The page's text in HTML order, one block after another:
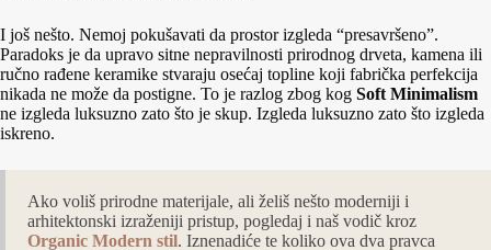
I još nešto. Nemoj pokušavati da prostor izgleda “presavršeno”.
Paradoks je da upravo sitne nepravilnosti prirodnog drveta, kamena ili
ručno rađene keramike stvaraju osećaj topline koji fabrička perfekcija
nikada ne može da postigne. To je razlog zbog kog Soft Minimalism
ne izgleda luksuzno zato što je skup. Izgleda luksuzno zato što izgleda
iskreno.
Ako voliš prirodne materijale, ali želiš nešto moderniji i
arhitektonski izraženiji pristup, pogledaj i naš vodič kroz
Organic Modern stil. Iznenadiće te koliko ova dva pravca